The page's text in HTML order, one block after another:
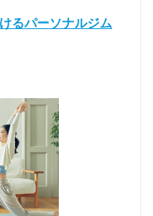
るパーソナルジム